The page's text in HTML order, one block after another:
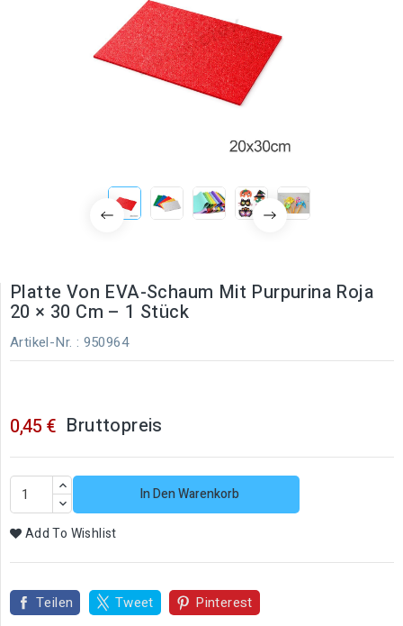
Platte Von EVA-Schaum Mit Purpurina Roja
20 × 30 Cm – 1 Stück
Artikel-Nr. : 950964
0,45 € Bruttopreis
In Den Warenkorb
Add To Wishlist
Teilen Tweet Pinterest